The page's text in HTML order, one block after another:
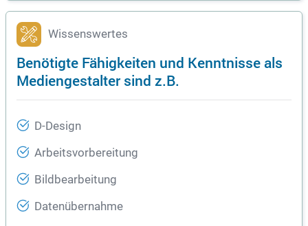
Wissenswertes
Benötigte Fähigkeiten und Kenntnisse als
Mediengestalter sind z.B.
D-Design
Arbeitsvorbereitung
Bildbearbeitung
Datenübernahme